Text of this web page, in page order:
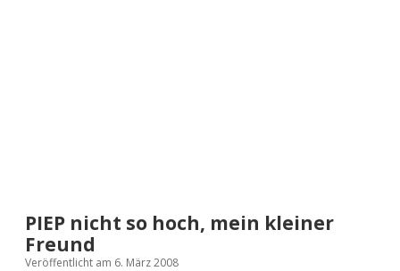
PIEP nicht so hoch, mein kleiner
Freund
Veröffentlicht am 6. März 2008